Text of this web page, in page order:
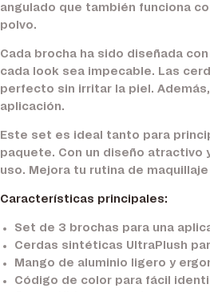
angulado que también funciona
polvo.
Cada brocha ha sido diseñada
cada look sea impecable. Las
perfecto sin irritar la piel.
aplicación.
Este set es ideal tanto para
paquete. Con un diseño atractivo
uso. Mejora tu rutina de
Características principales:
Set de 3 brochas para una
Cerdas sintéticas UltraPlush
Mango de aluminio ligero y
Código de color para fácil